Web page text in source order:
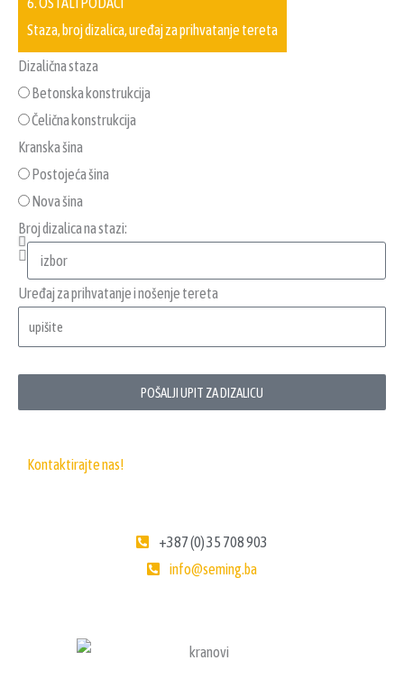
Staza, broj dizalica, uređaj za prihvatanje tereta
Dizalična staza
Betonska konstrukcija
Čelična konstrukcija
Kranska šina
Postojeća šina
Nova šina
Broj dizalica na stazi:
Uređaj za prihvatanje i nošenje tereta
POŠALJI UPIT ZA DIZALICU
Kontaktirajte nas!
+387 (0) 35 708 903
info@seming.ba